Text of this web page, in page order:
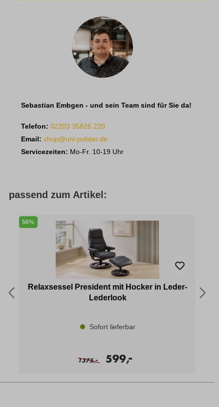
Sebastian Embgen - und sein Team sind für Sie da!
Telefon: 02203 35826 220
Email: shop@uni-polster.de
Servicezeiten: Mo-Fr. 10-19 Uhr
passend zum Artikel:
56%
Relaxsessel President mit Hocker in Leder-
Lederlook
Sofort lieferbar
1375,
- 599,
-